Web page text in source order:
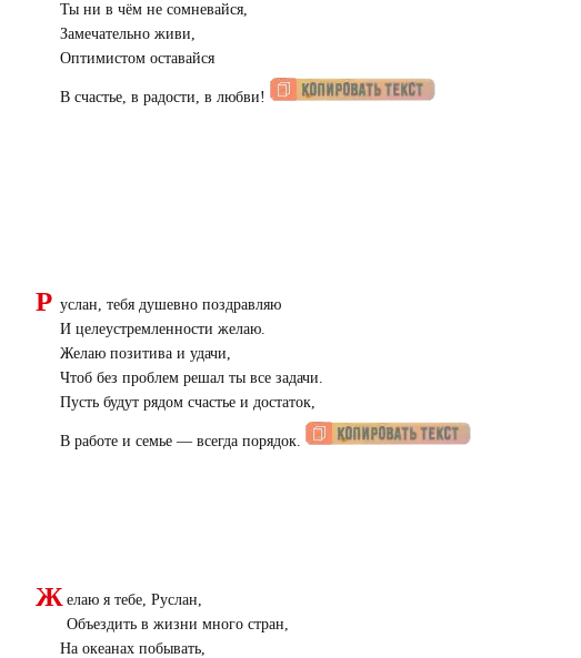
Ты ни в чём не сомневайся,
Замечательно живи,
Оптимистом оставайся
В счастье, в радости, в любви!
Р услан, тебя душевно поздравляю
И целеустремленности желаю.
Желаю позитива и удачи,
Чтоб без проблем решал ты все задачи.
Пусть будут рядом счастье и достаток,
В работе и семье — всегда порядок.
Ж елаю я тебе, Руслан,
Объездить в жизни много стран,
На океанах побывать,